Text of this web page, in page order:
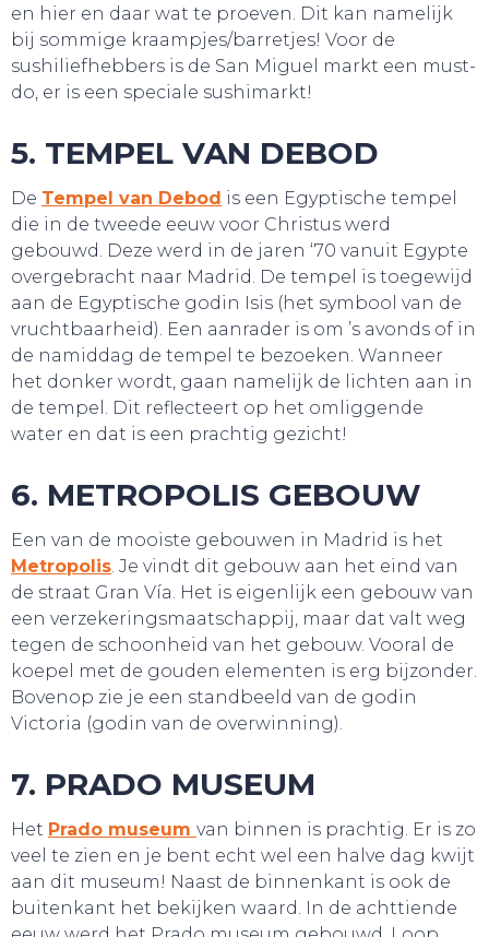
SNUIF CULTUUR!
en hier en daar wat te proeven. Dit kan namelijk
bij sommige kraampjes/barretjes! Voor de
sushiliefhebbers is de San Miguel markt een must-
do, er is een speciale sushimarkt!
5. TEMPEL VAN DEBOD
De Tempel van Debod is een Egyptische tempel
die in de tweede eeuw voor Christus werd
gebouwd. Deze werd in de jaren ‘70 vanuit Egypte
overgebracht naar Madrid. De tempel is toegewijd
aan de Egyptische godin Isis (het symbool van de
vruchtbaarheid). Een aanrader is om ’s avonds of in
de namiddag de tempel te bezoeken. Wanneer
het donker wordt, gaan namelijk de lichten aan in
de tempel. Dit reflecteert op het omliggende
water en dat is een prachtig gezicht!
6. METROPOLIS GEBOUW
Een van de mooiste gebouwen in Madrid is het
Metropolis. Je vindt dit gebouw aan het eind van
de straat Gran Vía. Het is eigenlijk een gebouw van
een verzekeringsmaatschappij, maar dat valt weg
tegen de schoonheid van het gebouw. Vooral de
koepel met de gouden elementen is erg bijzonder.
Bovenop zie je een standbeeld van de godin
Victoria (godin van de overwinning).
7. PRADO MUSEUM
Het Prado museum van binnen is prachtig. Er is zo
veel te zien en je bent echt wel een halve dag kwijt
aan dit museum! Naast de binnenkant is ook de
buitenkant het bekijken waard. In de achttiende